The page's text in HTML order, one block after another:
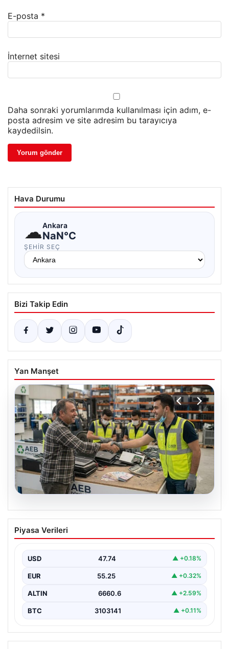
E-posta *
İnternet sitesi
Daha sonraki yorumlarımda kullanılması için adım, e-
posta adresim ve site adresim bu tarayıcıya
kaydedilsin.
Hava Durumu
☁Ankara
NaN°C
ŞEHIR SEÇ
Bizi Takip Edin
Yan Manşet
07.08.2026
Yatırım araçlarının haftalık performansı
nasıl oldu?
Piyasa Verileri
USD 47.74 ▲ +0.18%
EUR 55.25 ▲ +0.32%
ALTIN 6660.6 ▲ +2.59%
BTC 3103141 ▲ +0.11%